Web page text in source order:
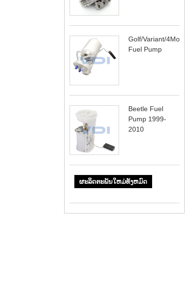
Golf/Variant/4Motion
Fuel Pump
Beetle Fuel
Pump 1999-
2010
ຜະລິດຕະພັນໃຫມ່ທັງຫມົດ